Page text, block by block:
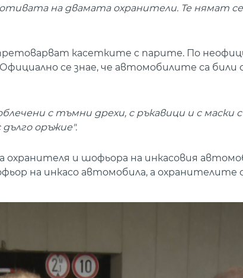
на двамата охранители. Те нямат
касетките с парите. По
се знае, че автомобилите са били
с тъмни дрехи, с ръкавици и с маски
оръжие".
и шофьора на инкасовия
на инкасо автомобила, а охранителите